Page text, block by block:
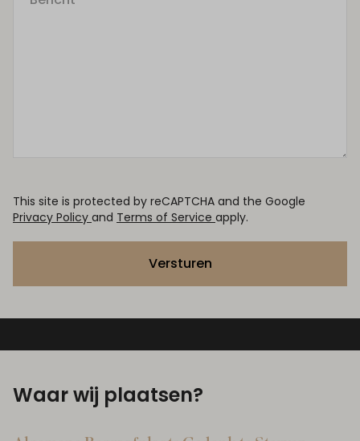
This site is protected by reCAPTCHA and the Google
Privacy Policy and Terms of Service apply.
Versturen
Waar wij plaatsen?